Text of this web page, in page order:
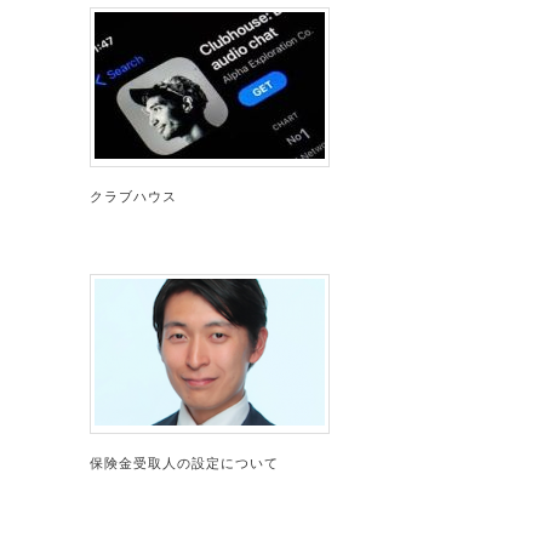
クラブハウス
保険金受取人の設定について